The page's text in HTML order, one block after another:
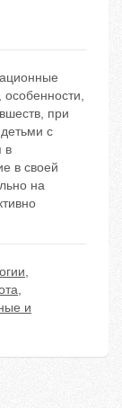
особенности,
при
с
в
в своей
на
,
,
и